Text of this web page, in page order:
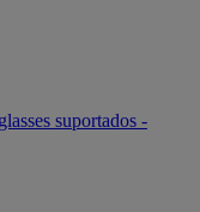
suportados -